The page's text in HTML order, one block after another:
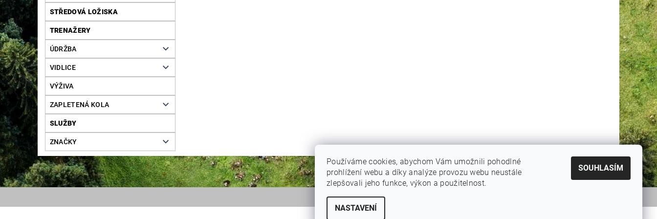
STŘEDOVÁ LOŽISKA
TRENAŽERY
ÚDRŽBA
VIDLICE
VÝŽIVA
ZAPLETENÁ KOLA
SLUŽBY
ZNAČKY
Používáme cookies, abychom Vám umožnili pohodlné
prohlížení webu a díky analýze provozu webu neustále
zlepšovali jeho funkce, výkon a použitelnost.
NASTAVENÍ
SOUHLASÍM